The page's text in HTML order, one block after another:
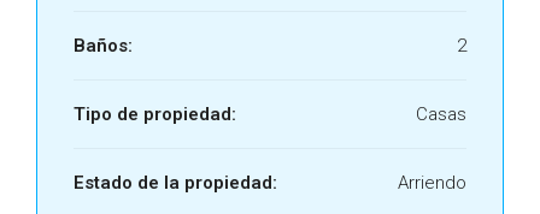
Baños: 2
Tipo de propiedad: Casas
Estado de la propiedad: Arriendo